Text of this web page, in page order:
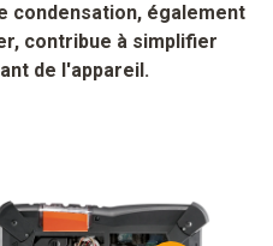
condensation, également
contribue à simplifier
de l'appareil.